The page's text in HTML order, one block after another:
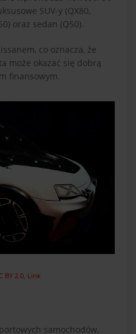
SUV-y (QX80,
oraz sedan (Q50).
co oznacza, że
może okazać się dobrą
finansowym.
BY 2.0, Link
samochodów,